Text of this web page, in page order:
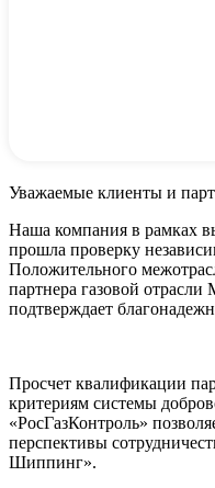
Уважаемые клиенты и
Наша компания в рамках
прошла проверку
Положительного
партнера газовой
подтверждает
Просчет квалификации
критериям системы
«РосГазКонтроль»
перспективы
Шиппинг».